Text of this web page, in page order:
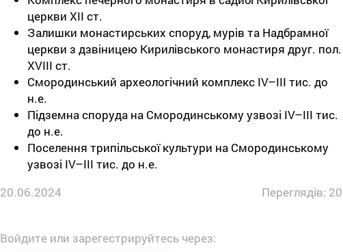
церкви ХІІ ст.
Залишки монастирських споруд, мурів та Надбрамної
церкви з дзвіницею Кирилівського монастиря друг. пол.
ХVIІІ ст.
Смородинський археологічний комплекс ІV–III тис. до
н.е.
Підземна споруда на Смородинському узвозі ІV–III тис.
до н.е.
Поселення трипільської культури на Смородинському
узвозі ІV–III тис. до н.е.
20.06.2024
Переглядів:
Войдите или зарегестрируйтесь через: